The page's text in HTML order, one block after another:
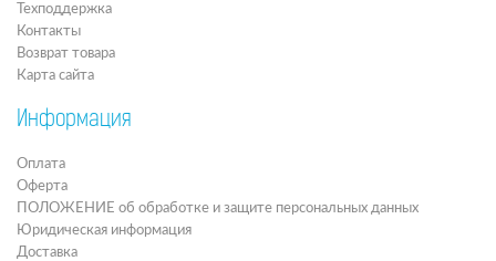
Техподдержка
Контакты
Возврат товара
Карта сайта
Информация
Оплата
Оферта
ПОЛОЖЕНИЕ об обработке и защите персональных данных
Юридическая информация
Доставка